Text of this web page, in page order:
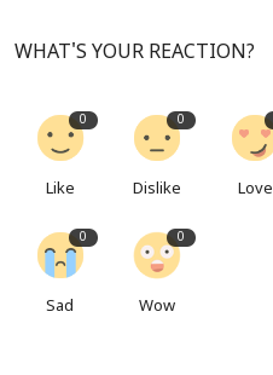
WHAT'S YOUR REACTION?
0
Like
0
Dislike Love
0
Sad
0
Wow